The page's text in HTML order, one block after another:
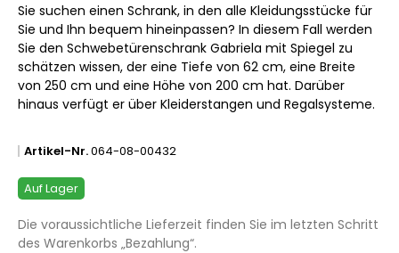
Sie suchen einen Schrank, in den alle Kleidungsstücke für
Sie und Ihn bequem hineinpassen? In diesem Fall werden
Sie den Schwebetürenschrank Gabriela mit Spiegel zu
schätzen wissen, der eine Tiefe von 62 cm, eine Breite
von 250 cm und eine Höhe von 200 cm hat. Darüber
hinaus verfügt er über Kleiderstangen und Regalsysteme.
Artikel-Nr.064-08-00432
Auf Lager
Die voraussichtliche Lieferzeit finden Sie im letzten Schritt
des Warenkorbs „Bezahlung“.